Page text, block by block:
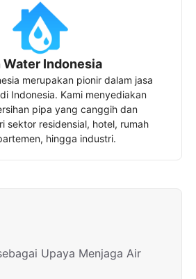
Water Indonesia
merupakan pionir dalam jasa
Indonesia. Kami menyediakan
pipa yang canggih dan
sektor residensial, hotel, rumah
hingga industri.
Upaya Menjaga Air